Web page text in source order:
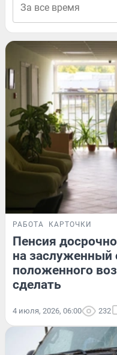
РАБОТА КАРТОЧКИ
Пенсия
на
положенного
сделать
4 июля, 2026, 06:00 232